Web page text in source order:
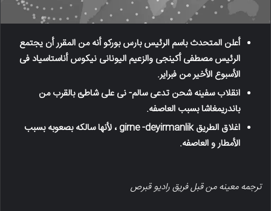
أعلن المتحدث باسم الرئیس بارس بورکو أنه من المقرر أن یجتمع
الرئیس مصطفى أکینجی والزعیم الیونانی نیکوس أناستاسیاد فی
الأسبوع الأخیر من فبرایر.
انقلاب سفینه شحن تدعى سالم- نی على شاطئ بالقرب من
باندریمغاشا بسبب العاصفه.
اغلاق الطریق girne -deyirmanlik ، لأنها سالکه بصعوبه بسبب
الأمطار و العاصفه.
ترجمه معینه من قبل فریق رادیو قبرص